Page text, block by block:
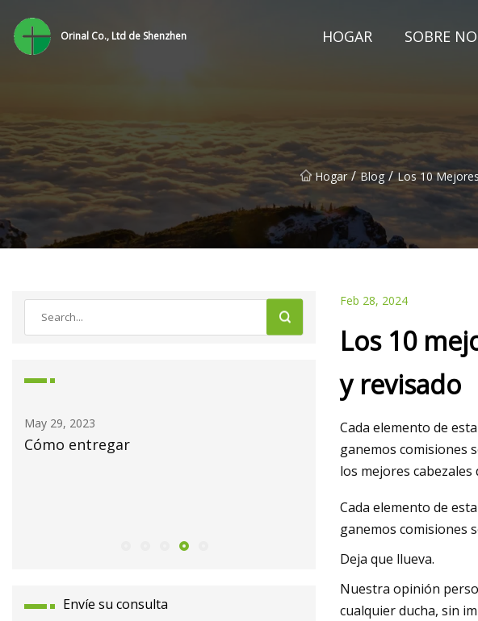
Orinal Co., Ltd de Shenzhen HOGAR SOBRE
Hogar / Blog / Los 10
Nomura ajusta el precio objetivo de
Oppein Home Group a 124 yuanes
Envíe su consulta
Feb 28, 2024
Los 10
y revisado
Cada elemento de
ganemos comisiones
los mejores cabezales
Cada elemento de
ganemos comisiones
Deja que llueva.
Nuestra opinión
cualquier ducha, sin